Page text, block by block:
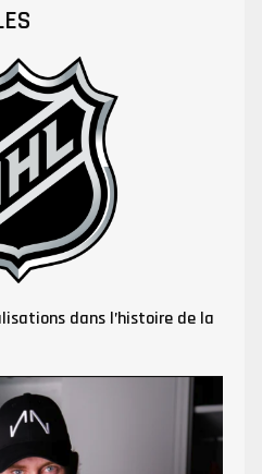
dans l’histoire de la